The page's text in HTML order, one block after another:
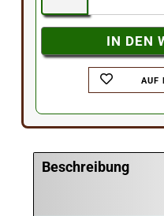
AUF
Beschreibung